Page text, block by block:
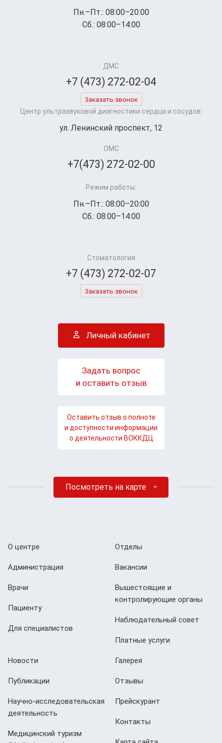
Пн.–Пт.: 08:00–20:00
Сб.: 08:00–14:00
ДМС
+7 (473) 272-02-04
Заказать звонок
Центр ультразвуковой диагностики сердца и сосудов:
ул. Ленинский проспект, 12
ОМС
+7(473) 272-02-00
Режим работы:
Пн.–Пт.: 08:00–20:00
Сб.: 08:00–14:00
Стоматология
+7 (473) 272-02-07
Заказать звонок
Личный кабинет
Задать вопрос
и оставить отзыв
Оставить отзыв о полноте
и доступности информации
о деятельности ВОККДЦ
Посмотреть на карте
О центре
Администрация
Врачи
Пациенту
Для специалистов
Отделы
Вакансии
Вышестоящие и
контролирующие органы
Наблюдательный совет
Платные услуги
Новости
Публикации
Научно-исследовательская
деятельность
Медицинский туризм
Галерея
Отзывы
Прейскурант
Контакты